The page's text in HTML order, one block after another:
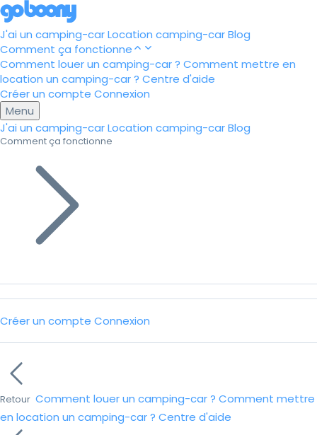
J'ai un camping-carLocation camping-carBlog
Comment ça fonctionne
Comment louer un camping-car ? Comment mettre en
location un camping-car ? Centre d'aide
Créer un compte Connexion
Menu
J'ai un camping-carLocation camping-carBlog
Comment ça fonctionne
Créer un compte Connexion
Retour Comment louer un camping-car ? Comment mettre
en location un camping-car ? Centre d'aide